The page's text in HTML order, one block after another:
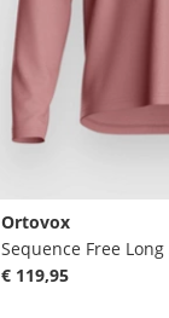
Ortovox
Sequence Free Long
€ 119,95